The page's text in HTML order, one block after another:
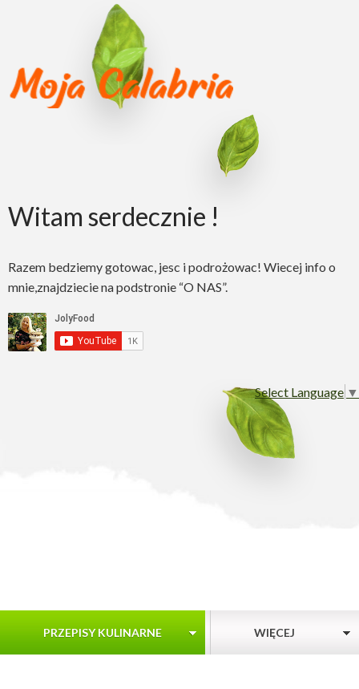
Witam serdecznie !
Razem bedziemy gotowac, jesc i podrożowac! Wiecej info o
mnie,znajdziecie na podstronie “O NAS”.
Select Language ▼
PRZEPISY KULINARNE WIĘCEJ